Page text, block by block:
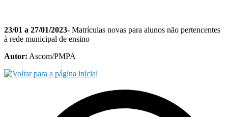
23/01 a 27/01/2023- Matrículas novas para alunos não pertencentes
à rede municipal de ensino
Autor: Ascom/PMPA